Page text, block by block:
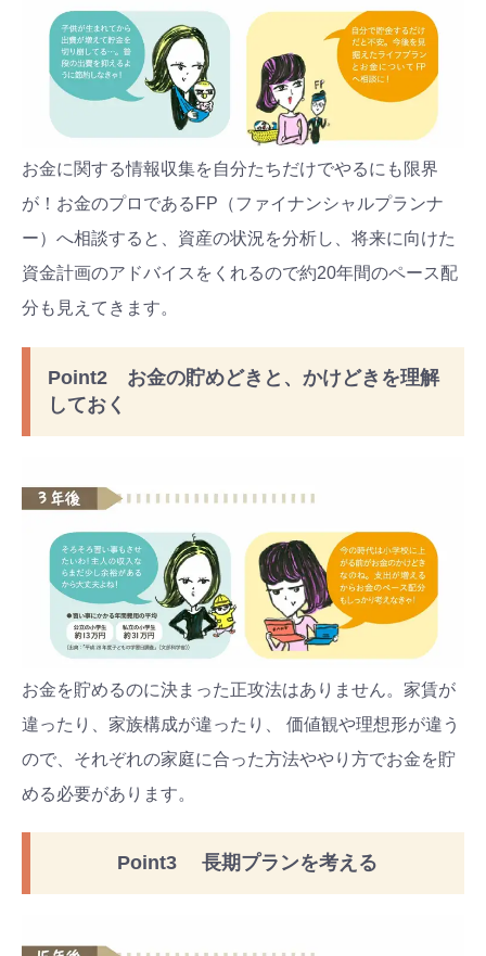
お金に関する情報収集を自分たちだけでやるにも限界
が！お金のプロであるFP（ファイナンシャルプランナ
ー）へ相談すると、資産の状況を分析し、将来に向けた
資金計画のアドバイスをくれるので約20年間のペース配
分も見えてきます。
Point2 お金の貯めどきと、かけどきを理解
しておく
お金を貯めるのに決まった正攻法はありません。家賃が
違ったり、家族構成が違ったり、 価値観や理想形が違う
ので、それぞれの家庭に合った方法ややり方でお金を貯
める必要があります。
Point3 長期プランを考える